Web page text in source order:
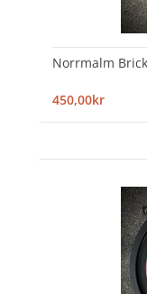
Norrmalm
450,00kr